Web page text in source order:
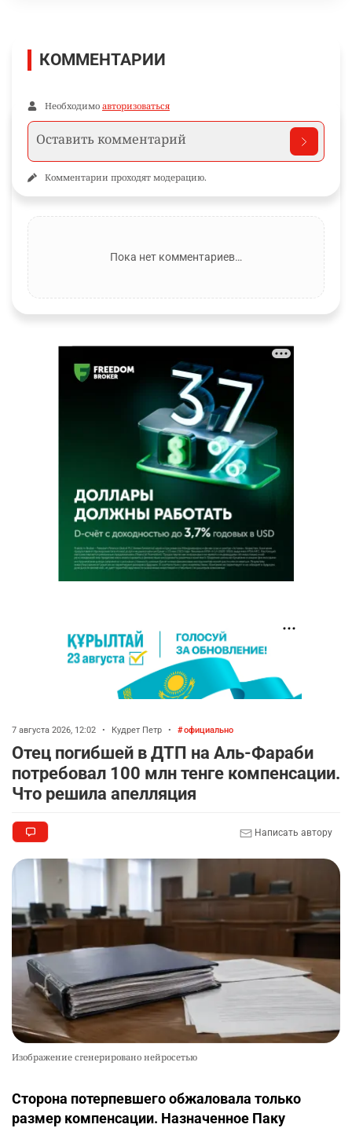
КОММЕНТАРИИ
Необходимо авторизоваться
Комментарии проходят модерацию.
Пока нет комментариев…
7 августа 2026, 12:02 • Кудрет Петр • официально
Отец погибшей в ДТП на Аль-Фараби
потребовал 100 млн тенге компенсации.
Что решила апелляция
Написать автору
Изображение сгенерировано нейросетью
Сторона потерпевшего обжаловала только
размер компенсации. Назначенное Паку